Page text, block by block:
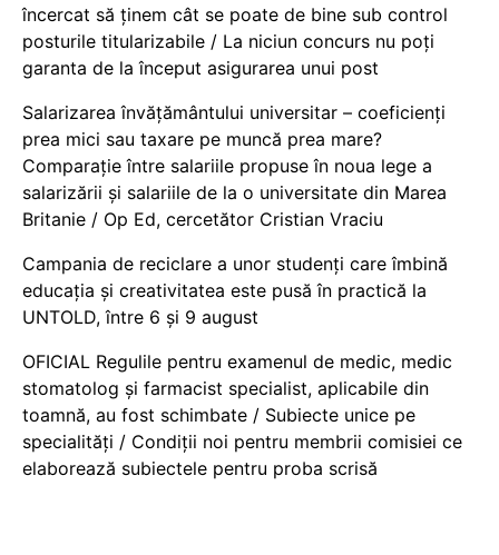
încercat să ținem cât se poate de bine sub control
posturile titularizabile / La niciun concurs nu poți
garanta de la început asigurarea unui post
Salarizarea învățământului universitar – coeficienți
prea mici sau taxare pe muncă prea mare?
Comparație între salariile propuse în noua lege a
salarizării și salariile de la o universitate din Marea
Britanie / Op Ed, cercetător Cristian Vraciu
Campania de reciclare a unor studenți care îmbină
educația și creativitatea este pusă în practică la
UNTOLD, între 6 și 9 august
OFICIAL Regulile pentru examenul de medic, medic
stomatolog și farmacist specialist, aplicabile din
toamnă, au fost schimbate / Subiecte unice pe
specialități / Condiții noi pentru membrii comisiei ce
elaborează subiectele pentru proba scrisă